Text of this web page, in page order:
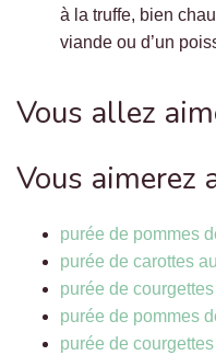
à la truffe, bien
viande ou d’un
Vous allez
Vous aimerez
purée de pommes
purée de carottes
purée de
purée de pommes
purée de